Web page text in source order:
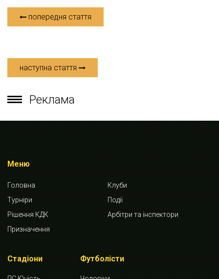
попередня стаття
наступна стаття
Реклама
Меню
Головна
Клуби
Турніри
Події
Рішення КДК
Арбітри та інспектори
Призначення
Стадіони Футболісти